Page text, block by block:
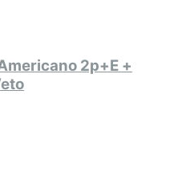
2p+E +